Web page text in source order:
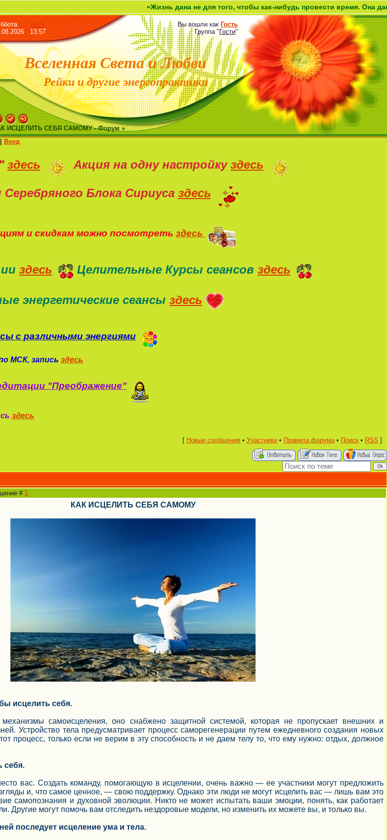
«Жизнь дана не для того, чтобы как-нибудь провести время. Она дана как
RSS
13:57
Вы вошли как Гость
Группа"Гости"
Вселенная Света и Любви
Рейки и другие энергопрактики
ИСЦЕЛИТЬ СЕБЯ САМОМУ - Форум »
Вход
здесь Акция на одну настройку здесь
Блока Сириуса здесь
и скидкам можно посмотреть здесь
здесь Целительные Курсы сеансов здесь
энергетические сеансы здесь
с различными энергиями
МСК, запись здесь
"Преображение"
здесь
[ Новые сообщения • Участники • Правила форума• Поиск • RSS ]
# 1
КАК ИСЦЕЛИТЬ СЕБЯ САМОМУ
исцелить себя.
самоисцеления, оно снабжено защитной системой, которая не пропускает внешних и
Устройство тела предусматривает процесс саморегенерации путем ежедневного создания новых
процесс, только если не верим в эту способность и не даем телу то, что ему нужно: отдых, должное
себя.
вас. Создать команду, помогающую в исцелении, очень важно — ее участники могут предложить
и, что самое ценное, — свою поддержку. Однако эти люди не могут исцелить вас — лишь вам это
самопознания и духовной эволюции. Никто не может испытать ваши эмоции, понять, как работает
Другие могут помочь вам отследить нездоровые модели, но изменить их можете вы, и только вы.
последует исцеление ума и тела.